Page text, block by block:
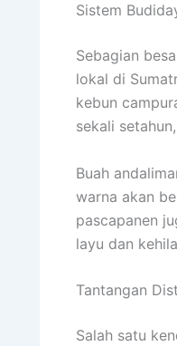
Sistem
Sebagian
lokal di
kebun
sekali
Buah
warna akan
pascapanen
layu dan
Tantangan
Salah satu